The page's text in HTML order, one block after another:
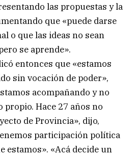
las propuestas y la
que «puede darse
o que las ideas no sean
se aprende».
entonces que «estamos
sin vocación de poder»,
acompañando y no
Hace 27 años no
de Provincia», dijo,
participación política
estamos». «Acá decide un